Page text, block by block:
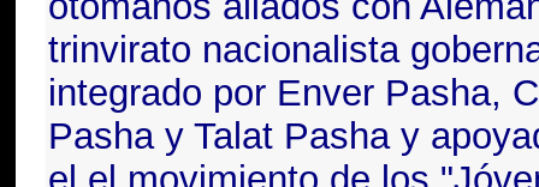
trinvirato nacionalista
integrado por Enver Pasha,
Pasha y Talat Pasha y